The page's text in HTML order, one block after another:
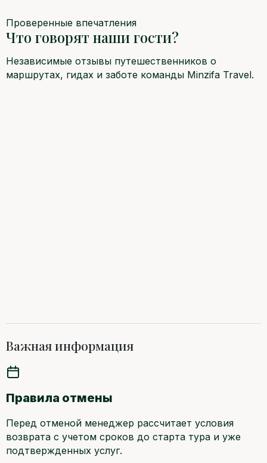
Проверенные впечатления
Что говорят наши гости?
Независимые отзывы путешественников о
маршрутах, гидах и заботе команды Minzifa Travel.
Важная информация
Правила отмены
Перед отменой менеджер рассчитает условия
возврата с учетом сроков до старта тура и уже
подтвержденных услуг.